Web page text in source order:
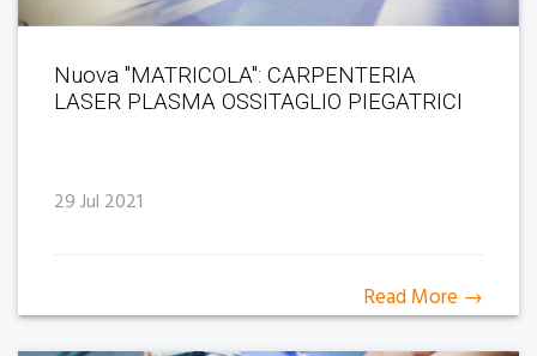
Nuova "MATRICOLA": CARPENTERIA
LASER PLASMA OSSITAGLIO PIEGATRICI
29 Jul 2021
Read More →